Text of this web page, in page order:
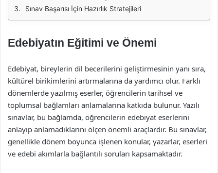
Sınav Başarısı İçin Hazırlık Stratejileri
Edebiyatın Eğitimi ve Önemi
Edebiyat, bireylerin dil becerilerini geliştirmesinin yanı sıra,
kültürel birikimlerini artırmalarına da yardımcı olur. Farklı
dönemlerde yazılmış eserler, öğrencilerin tarihsel ve
toplumsal bağlamları anlamalarına katkıda bulunur. Yazılı
sınavlar, bu bağlamda, öğrencilerin edebiyat eserlerini
anlayıp anlamadıklarını ölçen önemli araçlardır. Bu sınavlar,
genellikle dönem boyunca işlenen konular, yazarlar, eserleri
ve edebi akımlarla bağlantılı soruları kapsamaktadır.